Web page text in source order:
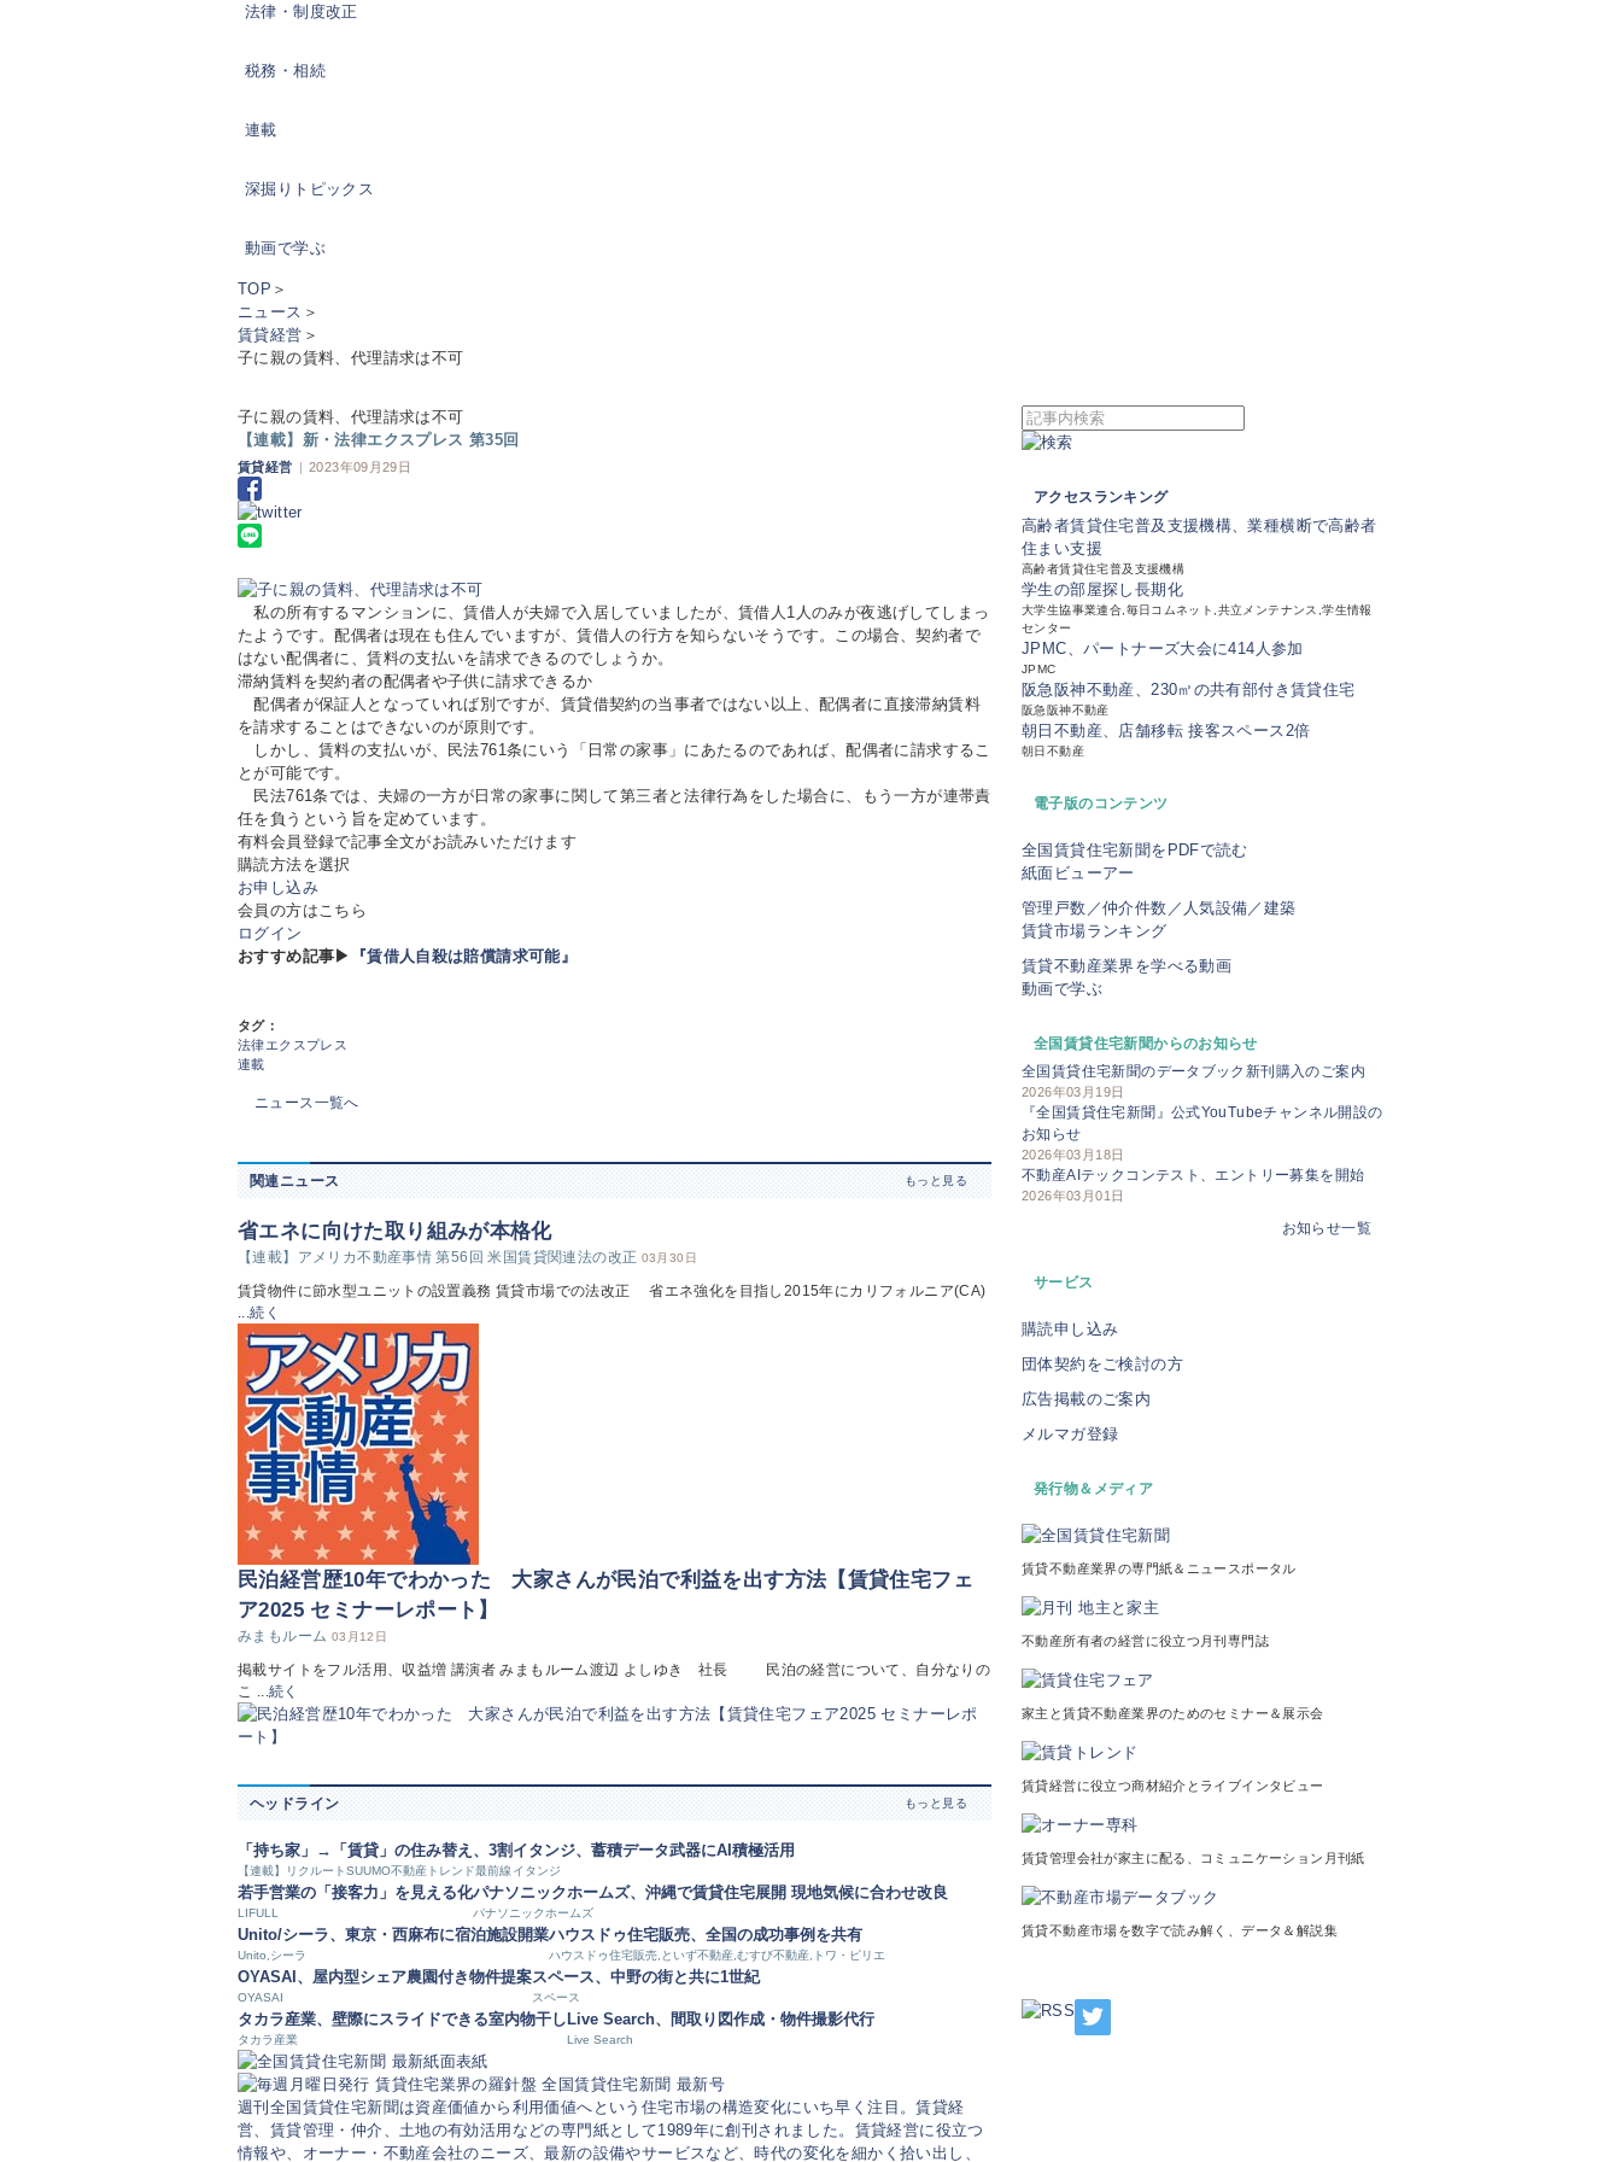
法律・制度改正
税務・相続
連載
深掘りトピックス
動画で学ぶ
TOP ＞
ニュース ＞
賃貸経営 ＞
子に親の賃料、代理請求は不可
子に親の賃料、代理請求は不可
【連載】新・法律エクスプレス 第35回
賃貸経営 | 2023年09月29日
私の所有するマンションに、賃借人が夫婦で入居していましたが、賃借人1人のみが夜逃げしてしまっ
たようです。配偶者は現在も住んでいますが、賃借人の行方を知らないそうです。この場合、契約者で
はない配偶者に、賃料の支払いを請求できるのでしょうか。
滞納賃料を契約者の配偶者や子供に請求できるか
配偶者が保証人となっていれば別ですが、賃貸借契約の当事者ではない以上、配偶者に直接滞納賃料
を請求することはできないのが原則です。
しかし、賃料の支払いが、民法761条にいう「日常の家事」にあたるのであれば、配偶者に請求するこ
とが可能です。
民法761条では、夫婦の一方が日常の家事に関して第三者と法律行為をした場合に、もう一方が連帯責
任を負うという旨を定めています。
有料会員登録で記事全文がお読みいただけます
購読方法を選択
お申し込み
会員の方はこちら
ログイン
おすすめ記事▶
『賃借人自殺は賠償請求可能』
タグ：
法律エクスプレス
連載
ニュース一覧へ
関連ニュース もっと見る
省エネに向けた取り組みが本格化
【連載】アメリカ不動産事情 第56回 米国賃貸関連法の改正 03月30日
賃貸物件に節水型ユニットの設置義務 賃貸市場での法改正 省エネ強化を目指し2015年にカリフォルニア(CA)
...続く
民泊経営歴10年でわかった 大家さんが民泊で利益を出す方法【賃貸住宅フェ
ア2025 セミナーレポート】
みまもルーム 03月12日
掲載サイトをフル活用、収益増 講演者 みまもルーム渡辺 よしゆき 社長 民泊の経営について、自分なりの
こ ...続く
ヘッドライン もっと見る
「持ち家」→「賃貸」の住み替え、3割
【連載】リクルートSUUMO不動産トレンド最前線
イタンジ、蓄積データ武器にAI積極活用
イタンジ
若手営業の「接客力」を見える化
LIFULL
パナソニックホームズ、沖縄で賃貸住宅展開 現地気候に合わせ改良
パナソニックホームズ
Unito/シーラ、東京・西麻布に宿泊施設開業
Unito,シーラ
ハウスドゥ住宅販売、全国の成功事例を共有
ハウスドゥ住宅販売,といず不動産,むすび不動産,トワ・ピリエ
OYASAI、屋内型シェア農園付き物件提案
OYASAI
スペース、中野の街と共に1世紀
スペース
タカラ産業、壁際にスライドできる室内物干し
タカラ産業
Live Search、間取り図作成・物件撮影代行
Live Search
週刊全国賃貸住宅新聞は資産価値から利用価値へという住宅市場の構造変化にいち早く注目。賃貸経
営、賃貸管理・仲介、土地の有効活用などの専門紙として1989年に創刊されました。賃貸経営に役立つ
情報や、オーナー・不動産会社のニーズ、最新の設備やサービスなど、時代の変化を細かく拾い出し、
アクセスランキング
高齢者賃貸住宅普及支援機構、業種横断で高齢者
住まい支援
高齢者賃貸住宅普及支援機構
学生の部屋探し長期化
大学生協事業連合,毎日コムネット,共立メンテナンス,学生情報
センター
JPMC、パートナーズ大会に414人参加
JPMC
阪急阪神不動産、230㎡の共有部付き賃貸住宅
阪急阪神不動産
朝日不動産、店舗移転 接客スペース2倍
朝日不動産
電子版のコンテンツ
全国賃貸住宅新聞をPDFで読む
紙面ビューアー
管理戸数／仲介件数／人気設備／建築
賃貸市場ランキング
賃貸不動産業界を学べる動画
動画で学ぶ
全国賃貸住宅新聞からのお知らせ
全国賃貸住宅新聞のデータブック新刊購入のご案内
2026年03月19日
『全国賃貸住宅新聞』公式YouTubeチャンネル開設の
お知らせ
2026年03月18日
不動産AIテックコンテスト、エントリー募集を開始
2026年03月01日
お知らせ一覧
サービス
購読申し込み
団体契約をご検討の方
広告掲載のご案内
メルマガ登録
発行物＆メディア
賃貸不動産業界の専門紙＆ニュースポータル
不動産所有者の経営に役立つ月刊専門誌
家主と賃貸不動産業界のためのセミナー＆展示会
賃貸経営に役立つ商材紹介とライブインタビュー
賃貸管理会社が家主に配る、コミュニケーション月刊紙
賃貸不動産市場を数字で読み解く、データ＆解説集